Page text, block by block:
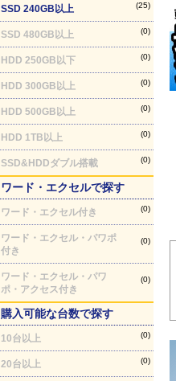
SSD 240GB以上 (25)
SSD 480GB以上 (0)
HDD 250GB以下 (0)
HDD 300GB以上 (0)
HDD 500GB以上 (0)
HDD 1TB以上 (0)
SSD&HDDダブル搭載 (0)
ワード・エクセルで探す
ワード・エクセル付き (0)
ワード・エクセル・パワポ
付き
(0)
ワード・エクセル・パワ
ポ・アクセス付き
(0)
購入可能な台数で探す
10台以上 (0)
20台以上 (0)